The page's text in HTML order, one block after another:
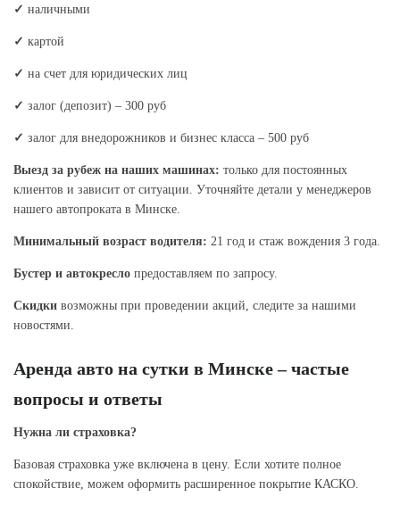
✓ наличными
✓ картой
✓ на счет для юридических лиц
✓ залог (депозит) – 300 руб
✓ залог для внедорожников и бизнес класса – 500 руб
Выезд за рубеж на наших машинах: только для постоянных
клиентов и зависит от ситуации. Уточняйте детали у менеджеров
нашего автопроката в Минске.
Минимальный возраст водителя: 21 год и стаж вождения 3 года.
Бустер и автокресло предоставляем по запросу.
Скидки возможны при проведении акций, следите за нашими
новостями.
Аренда авто на сутки в Минске – частые
вопросы и ответы
Нужна ли страховка?
Базовая страховка уже включена в цену. Если хотите полное
спокойствие, можем оформить расширенное покрытие КАСКО.